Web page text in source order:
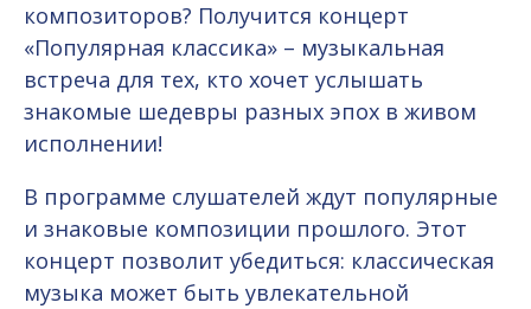
композиторов? Получится концерт
«Популярная классика» – музыкальная
встреча для тех, кто хочет услышать
знакомые шедевры разных эпох в живом
исполнении!
В программе слушателей ждут популярные
и знаковые композиции прошлого. Этот
концерт позволит убедиться: классическая
музыка может быть увлекательной